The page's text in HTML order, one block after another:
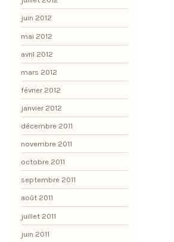
juin 2012
mai 2012
avril 2012
mars 2012
février 2012
janvier 2012
décembre 2011
novembre 2011
octobre 2011
septembre 2011
août 2011
juillet 2011
juin 2011